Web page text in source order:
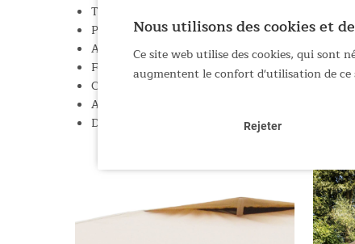
Tissu en coton technique résistant à la
Plus de 18 m² de surface utile, avec une hauteur
Armature en acier robuste avec système
Fixation par chevauchement sécurisée grâce à
Cordes de fixation réfléchissantes avec tendeurs
Avec crochet de suspension pour lampe,
Dimensions : 426 × 426 × 230 cm / Poids : 19,5
Nous utilisons des cookies et
Ce site web utilise des cookies, qui sont
augmentent le confort d'utilisation de ce
Rejeter